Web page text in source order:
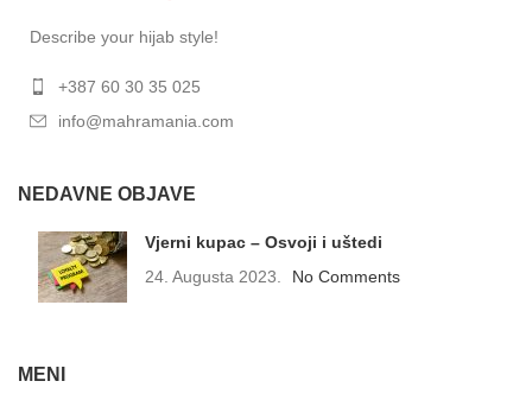
Describe your hijab style!
+387 60 30 35 025
info@mahramania.com
NEDAVNE OBJAVE
Vjerni kupac – Osvoji i uštedi
24. Augusta 2023.
No Comments
MENI